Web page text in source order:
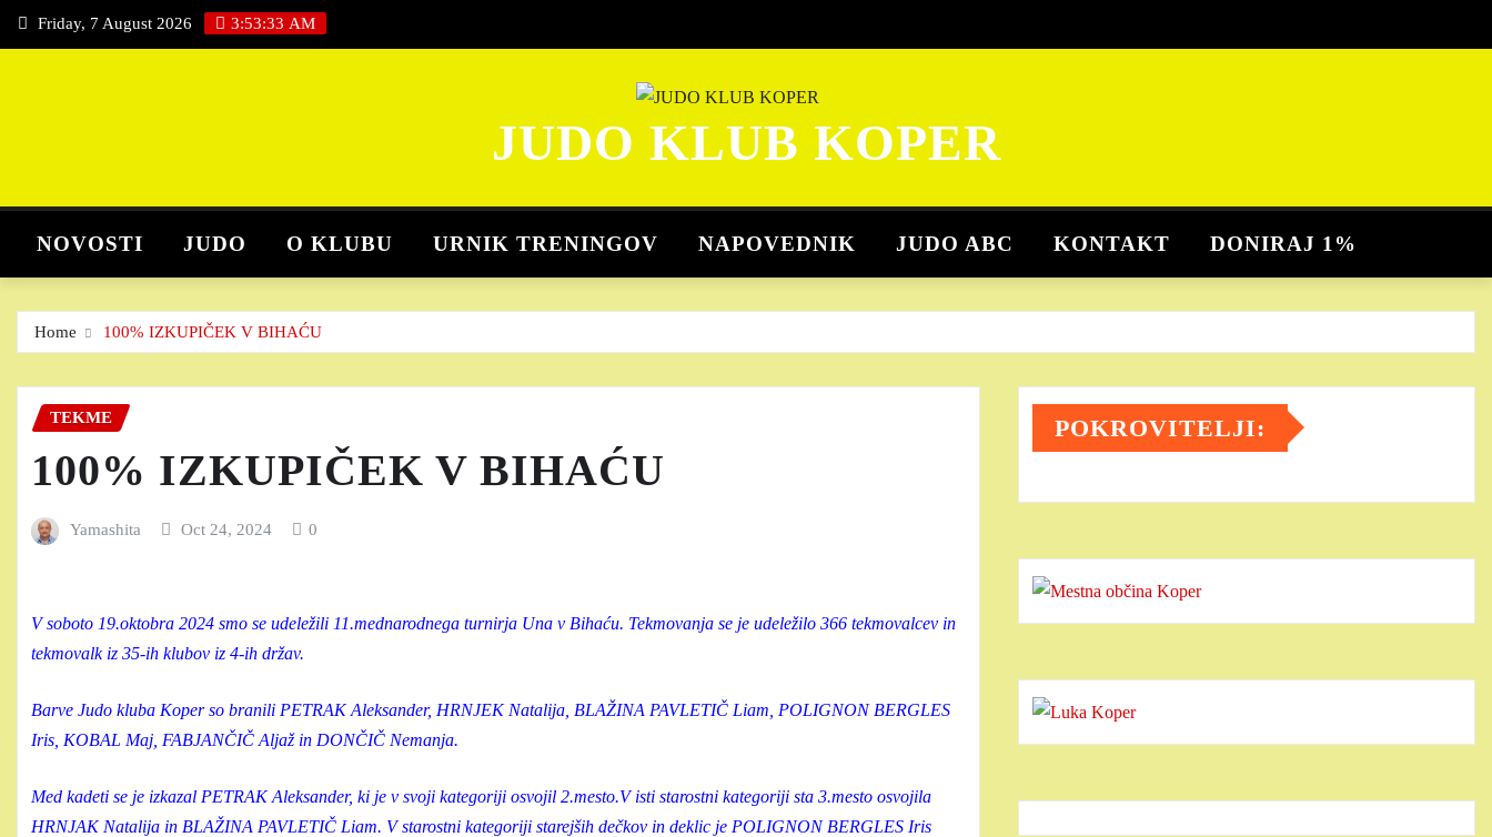
Skip
Friday, 7 August 2026 3:53:34 AM
JUDO KLUB KOPER
NOVOSTI JUDO O KLUBU URNIK TRENINGOV NAPOVEDNIK JUDO ABC KONTAKT DONIRAJ 1%
Home 100% IZKUPIČEK V BIHAĆU
TEKME
100% IZKUPIČEK V BIHAĆU
Yamashita Oct 24, 2024 0
V soboto 19.oktobra 2024 smo se udeležili 11.mednarodnega turnirja Una v Bihaću. Tekmovanja se je udeležilo 366 tekmovalcev in
tekmovalk iz 35-ih klubov iz 4-ih držav.
Barve Judo kluba Koper so branili PETRAK Aleksander, HRNJEK Natalija, BLAŽINA PAVLETIČ Liam, POLIGNON BERGLES
Iris, KOBAL Maj, FABJANČIČ Aljaž in DONČIČ Nemanja.
Med kadeti se je izkazal PETRAK Aleksander, ki je v svoji kategoriji osvojil 2.mesto.V isti starostni kategoriji sta 3.mesto osvojila
HRNJAK Natalija in BLAŽINA PAVLETIČ Liam. V starostni kategoriji starejših dečkov in deklic je POLIGNON BERGLES Iris
POKROVITELJI: